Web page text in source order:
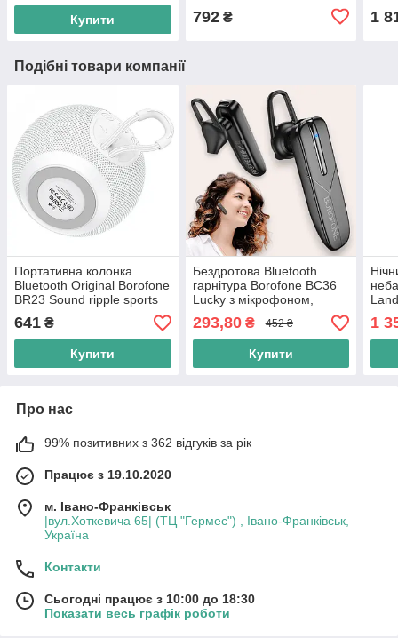
Купити 792₴ 1
Подібні товари компанії
Портативна колонка
Bluetooth Original Borofone
BR23 Sound ripple sports
Білий
641 ₴
Купити
Бездротова Bluetooth
гарнітура Borofone BC36
Lucky з мікрофоном,
чорний
293,80₴ 452 ₴
Купити
1
Про нас
99% позитивних з 362 відгуків за рік
Працює з 19.10.2020
м. Івано-Франківськ
|вул.Хоткевича 65| (ТЦ "Гермес") , Івано-Франківськ,
Україна
Контакти
Сьогодні працює з 10:00 до 18:30
Показати весь графік роботи